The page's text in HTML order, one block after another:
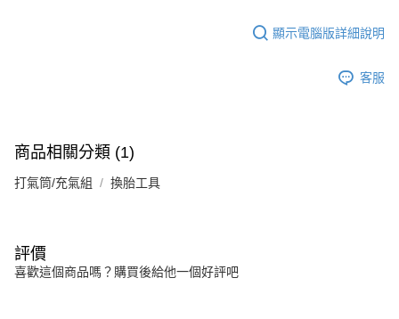
顯示電腦版詳細說明
客服
商品相關分類 (1)
打氣筒/充氣組 換胎工具
評價
喜歡這個商品嗎？購買後給他一個好評吧